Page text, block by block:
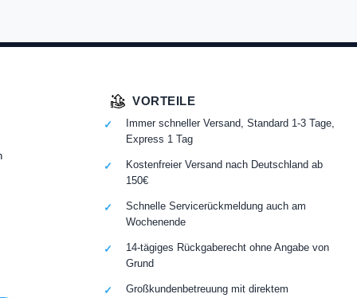
VORTEILE
Immer schneller Versand, Standard 1-3 Tage,
Express 1 Tag
Kostenfreier Versand nach Deutschland ab
150€
Schnelle Servicerückmeldung auch am
Wochenende
14-tägiges Rückgaberecht ohne Angabe von
Grund
Großkundenbetreuung mit direktem